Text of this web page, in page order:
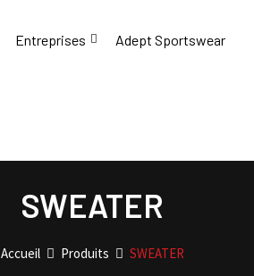
Entreprises Adept Sportswear
SWEATER
Accueil Produits SWEATER